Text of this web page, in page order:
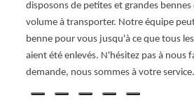
disposons de petites et grandes
volume à transporter. Notre équipe
benne pour vous jusqu'à ce que tous
aient été enlevés. N'hésitez pas à nous
demande, nous sommes à votre service.